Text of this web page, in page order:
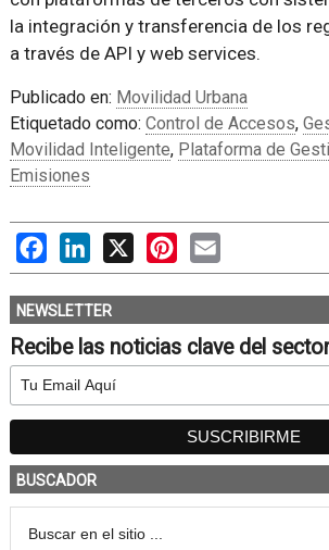
la integración y transferencia de los
a través de API y web services.
Publicado en: Movilidad Urbana
Etiquetado como: Control de Accesos,
Movilidad Inteligente, Plataforma de
Emisiones
FacebookLinkedIn
X PinterestEmail
NEWSLETTER
Recibe las noticias clave del
BUSCADOR